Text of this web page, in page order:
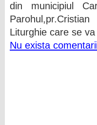
din municipiul
Liturghie care se
Nu exista